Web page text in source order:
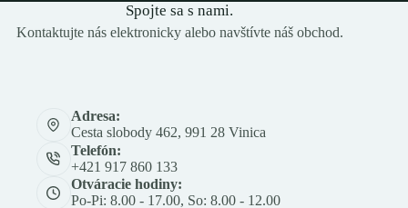
Spojte sa s nami.
Kontaktujte nás elektronicky alebo navštívte náš obchod.
Adresa:
Cesta slobody 462, 991 28 Vinica
Telefón:
+421 917 860 133
Otváracie hodiny:
Po-Pi: 8.00 - 17.00, So: 8.00 - 12.00